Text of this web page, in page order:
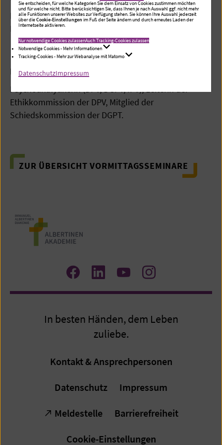
Das Seminar gibt Beispiele aus der Ethikarbeit und
Raum für eigene Erfahrungen der Teilnehmenden.
Referent:innen
Dipl.-Psych. Ann Kathrin Scheerer
Psychoanalytikerin (DPV, DGPT, IPV), Leiterin der
Ethikkommission der DPV, Mitglied der
Schiedskommission der DGPT.
ZUR ÜBERSICHT VORMITTAGSSEMINARE
Zum
Facebook
Zum
LinkedIn
Zum
YouTube
Zum
Instagram
In besten Händen, dem Leben
zuliebe.
Kontakt & Ansprechpersonen
Datenschutz Impressum
Meldestelle Barrierefreiheit
Cookie-Einstellungen
Sie entscheiden, für welche Kategorien Sie dem Einsatz von Cookies zustimmen möchten
und für welche nicht. Bitte berücksichtigen Sie, dass Ihnen je nach Auswahl ggf. nicht mehr
alle Funktionen unserer Websites zur Verfügung stehen. Sie können Ihre Auswahl jederzeit
über dieCookie-Einstellungen im Fuß der Seite ändern und durch erneutes Laden der
Internetseite aktivieren.
Nur notwendige Cookies zulassenAuch Tracking-Cookies zulassen
Notwendige Cookies - Mehr Informationen
Tracking-Cookies - Mehr zur Webanalyse mit Matomo
DatenschutzImpressum